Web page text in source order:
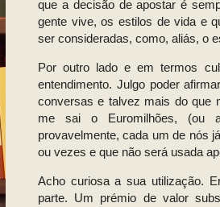
que a decisão de apostar é
gente vive, os estilos de vida e
ser consideradas, como, aliás, o
Por outro lado e em termos
entendimento. Julgo poder
conversas e talvez mais do que
me sai o Euromilhões, (ou
provavelmente, cada um de nós
ou vezes e que não será usada
Acho curiosa a sua utilização.
parte. Um prémio de valor